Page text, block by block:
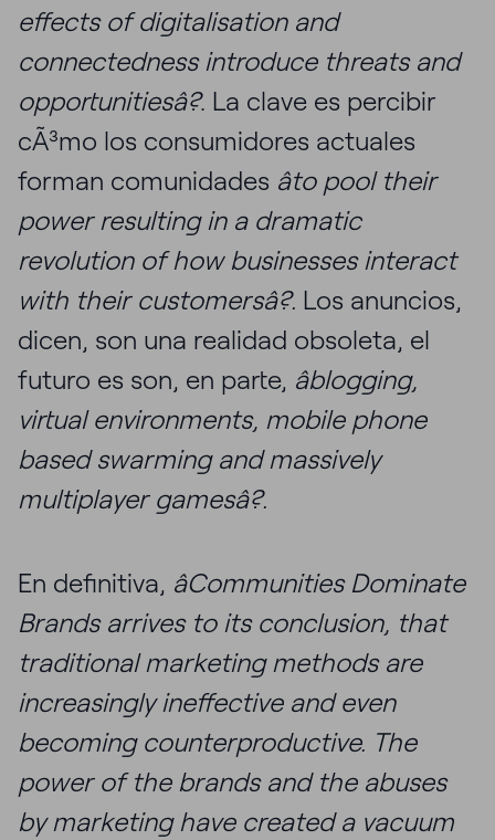
effects of digitalisation and
connectedness introduce threats and
opportunitiesâ?. La clave es percibir
cÃ³mo los consumidores actuales
forman comunidades âto pool their
power resulting in a dramatic
revolution of how businesses interact
with their customersâ?. Los anuncios,
dicen, son una realidad obsoleta, el
futuro es son, en parte, âblogging,
virtual environments, mobile phone
based swarming and massively
multiplayer gamesâ?.
En definitiva, âCommunities Dominate
Brands arrives to its conclusion, that
traditional marketing methods are
increasingly ineffective and even
becoming counterproductive. The
power of the brands and the abuses
by marketing have created a vacuum